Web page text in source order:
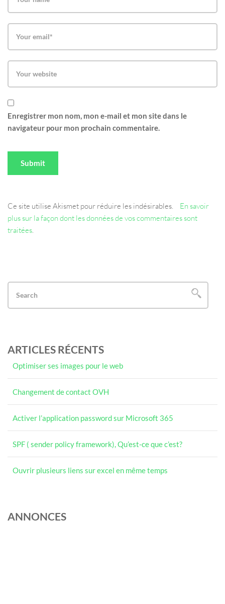
Enregistrer mon nom, mon e-mail et mon site dans le
navigateur pour mon prochain commentaire.
Ce site utilise Akismet pour réduire les indésirables.
En savoir
plus sur la façon dont les données de vos commentaires sont
traitées.
ARTICLES RÉCENTS
Optimiser ses images pour le web
Changement de contact OVH
Activer l’application password sur Microsoft 365
SPF ( sender policy framework), Qu’est-ce que c’est?
Ouvrir plusieurs liens sur excel en même temps
ANNONCES